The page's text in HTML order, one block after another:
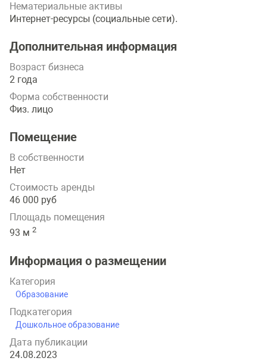
Нематериальные активы
Интернет-ресурсы (социальные сети).
Дополнительная информация
Возраст бизнеса
2 года
Форма собственности
Физ. лицо
Помещение
В собственности
Нет
Стоимость аренды
46 000 руб
Площадь помещения
93 м 2
Информация о размещении
Категория
Образование
Подкатегория
Дошкольное образование
Дата публикации
24.08.2023